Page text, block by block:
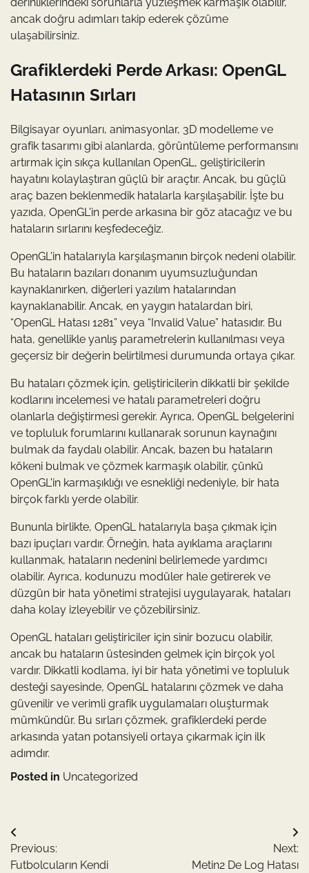
derinliklerindeki sorunlarla yüzleşmek karmaşık olabilir,
ancak doğru adımları takip ederek çözüme
ulaşabilirsiniz.
Grafiklerdeki Perde Arkası: OpenGL
Hatasının Sırları
Bilgisayar oyunları, animasyonlar, 3D modelleme ve
grafik tasarımı gibi alanlarda, görüntüleme performansını
artırmak için sıkça kullanılan OpenGL, geliştiricilerin
hayatını kolaylaştıran güçlü bir araçtır. Ancak, bu güçlü
araç bazen beklenmedik hatalarla karşılaşabilir. İşte bu
yazıda, OpenGL'in perde arkasına bir göz atacağız ve bu
hataların sırlarını keşfedeceğiz.
OpenGL'in hatalarıyla karşılaşmanın birçok nedeni olabilir.
Bu hataların bazıları donanım uyumsuzluğundan
kaynaklanırken, diğerleri yazılım hatalarından
kaynaklanabilir. Ancak, en yaygın hatalardan biri,
“OpenGL Hatası 1281” veya “Invalid Value” hatasıdır. Bu
hata, genellikle yanlış parametrelerin kullanılması veya
geçersiz bir değerin belirtilmesi durumunda ortaya çıkar.
Bu hataları çözmek için, geliştiricilerin dikkatli bir şekilde
kodlarını incelemesi ve hatalı parametreleri doğru
olanlarla değiştirmesi gerekir. Ayrıca, OpenGL belgelerini
ve topluluk forumlarını kullanarak sorunun kaynağını
bulmak da faydalı olabilir. Ancak, bazen bu hataların
kökeni bulmak ve çözmek karmaşık olabilir, çünkü
OpenGL'in karmaşıklığı ve esnekliği nedeniyle, bir hata
birçok farklı yerde olabilir.
Bununla birlikte, OpenGL hatalarıyla başa çıkmak için
bazı ipuçları vardır. Örneğin, hata ayıklama araçlarını
kullanmak, hataların nedenini belirlemede yardımcı
olabilir. Ayrıca, kodunuzu modüler hale getirerek ve
düzgün bir hata yönetimi stratejisi uygulayarak, hataları
daha kolay izleyebilir ve çözebilirsiniz.
OpenGL hataları geliştiriciler için sinir bozucu olabilir,
ancak bu hataların üstesinden gelmek için birçok yol
vardır. Dikkatli kodlama, iyi bir hata yönetimi ve topluluk
desteği sayesinde, OpenGL hatalarını çözmek ve daha
güvenilir ve verimli grafik uygulamaları oluşturmak
mümkündür. Bu sırları çözmek, grafiklerdeki perde
arkasında yatan potansiyeli ortaya çıkarmak için ilk
adımdır.
Posted in Uncategorized
Yazı
gezinmesi
Previous:
Futbolcuların Kendi
Next:
Metin2 De Log Hatası